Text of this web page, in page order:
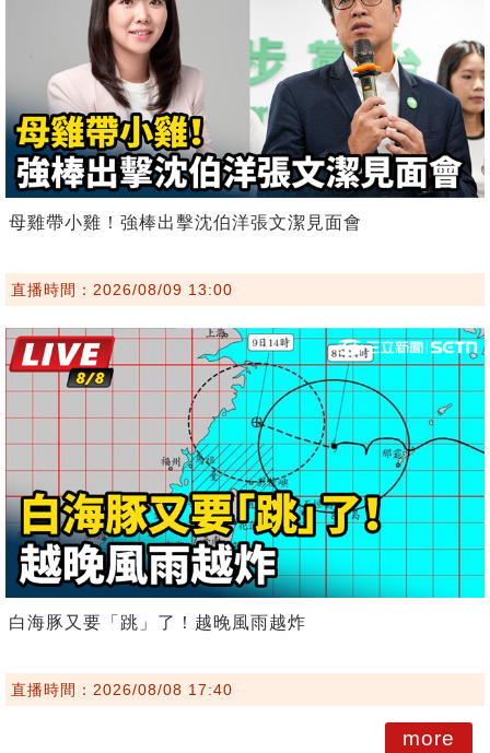
母雞帶小雞！強棒出擊沈伯洋張文潔見面會
直播時間：2026/08/09 13:00
白海豚又要「跳」了！越晚風雨越炸
直播時間：2026/08/08 17:40
more